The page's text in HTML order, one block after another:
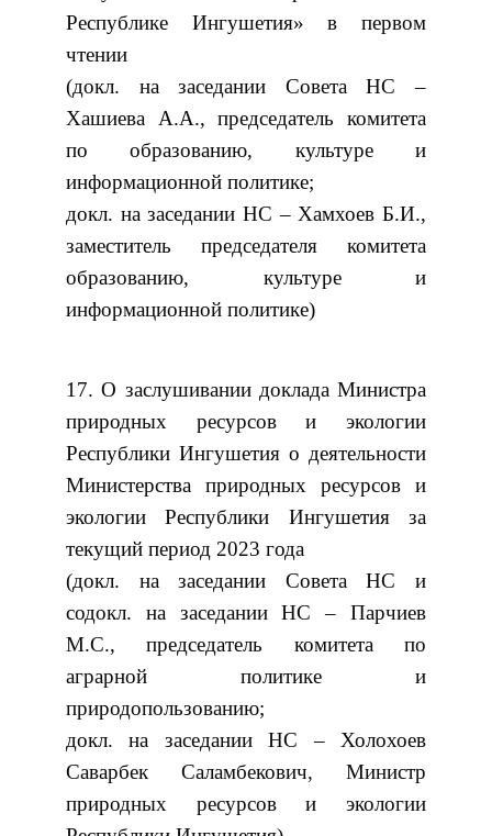
Республике Ингушетия» в первом
чтении
(докл. на заседании Совета НС –
Хашиева А.А., председатель комитета
по образованию, культуре и
информационной политике;
докл. на заседании НС – Хамхоев Б.И.,
заместитель председателя комитета
образованию, культуре и
информационной политике)
17. О заслушивании доклада Министра
природных ресурсов и экологии
Республики Ингушетия о деятельности
Министерства природных ресурсов и
экологии Республики Ингушетия за
текущий период 2023 года
(докл. на заседании Совета НС и
содокл. на заседании НС – Парчиев
М.С., председатель комитета по
аграрной политике и
природопользованию;
докл. на заседании НС – Холохоев
Саварбек Саламбекович, Министр
природных ресурсов и экологии